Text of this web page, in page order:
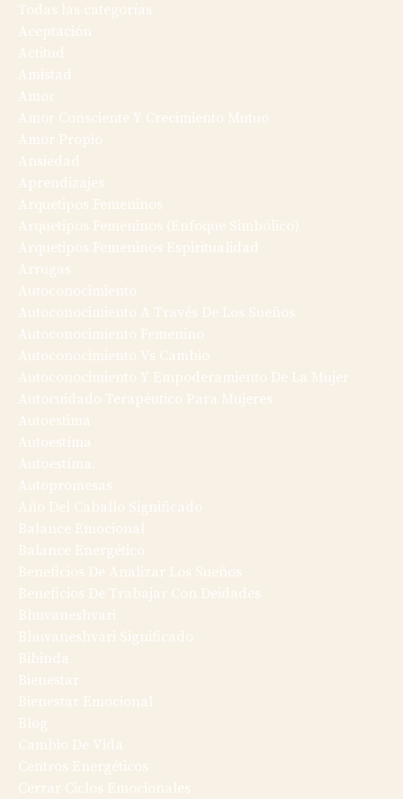
Todas las categorías
Aceptación
Actitud
Amistad
Amor
Amor Consciente Y Crecimiento Mutuo
Amor Propio
Ansiedad
Aprendizajes
Arquetipos Femeninos
Arquetipos Femeninos (enfoque Simbólico)
Arquetipos Femeninos Espiritualidad
Arrugas
Autoconocimiento
Autoconocimiento A Través De Los Sueños
Autoconocimiento Femenino
Autoconocimiento Vs Cambio
Autoconocimiento Y Empoderamiento De La Mujer
Autocuidado Terapéutico Para Mujeres
Autoestima
Autoestíma
Autoestíma.
Autopromesas
Año Del Caballo Significado
Balance Emocional
Balance Energético
Beneficios De Analizar Los Sueños
Beneficios De Trabajar Con Deidades
Bhuvaneshvari
Bhuvaneshvari Significado
Bibinda
Bienestar
Bienestar Emocional
Blog
Cambio De Vida
Centros Energéticos
Cerrar Ciclos Emocionales